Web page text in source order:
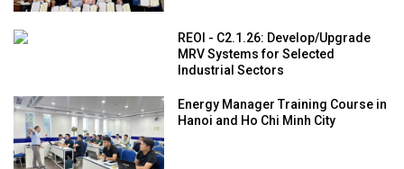
REOI - C2.1.26: Develop/Upgrade
MRV Systems for Selected
Industrial Sectors
Energy Manager Training Course in
Hanoi and Ho Chi Minh City